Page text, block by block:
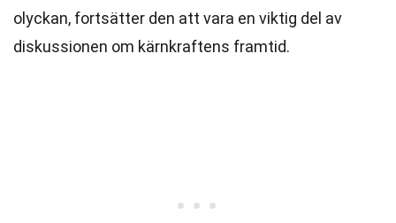
olyckan, fortsätter den att vara en viktig del av
diskussionen om kärnkraftens framtid.